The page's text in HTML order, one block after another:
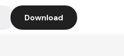
Download